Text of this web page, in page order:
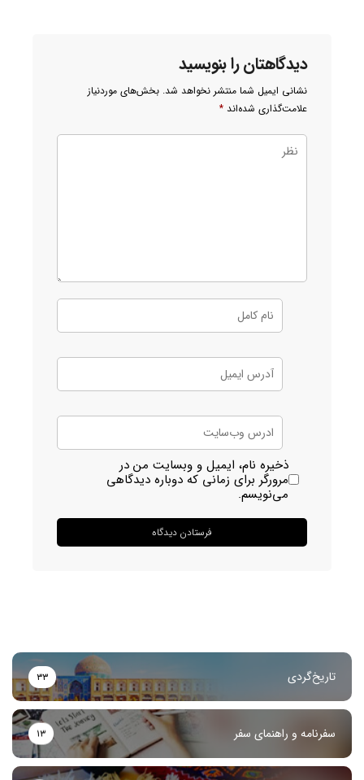
دیدگاهتان را بنویسید
نشانی ایمیل شما منتشر نخواهد شد. بخش‌های موردنیاز
علامت‌گذاری شده‌اند *
ذخیره نام، ایمیل و وبسایت من در
مرورگر برای زمانی که دوباره دیدگاهی
می‌نویسم.
تاریخ‌گردی ۳۳
سفرنامه و راهنمای سفر ۱۳